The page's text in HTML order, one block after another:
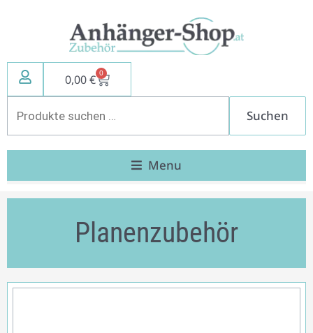
0,00€ 0
Warenkorb
nach:
Suchen
Menu
Planenzubehör